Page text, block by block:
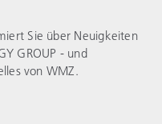
Sie über Neuigkeiten
GROUP - und
von WMZ.